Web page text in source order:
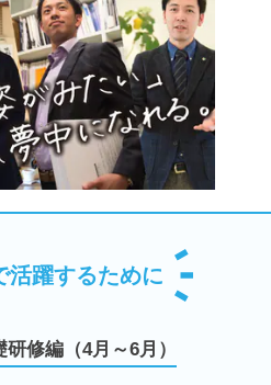
活躍するために
修編（4月～6月）